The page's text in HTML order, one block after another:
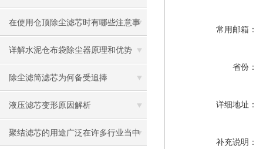
保养方法
在使用仓顶除尘滤芯时有哪些注意事
项呢
详解水泥仓布袋除尘器原理和优势
除尘滤筒滤芯为何备受追捧
液压滤芯变形原因解析
聚结滤芯的用途广泛在许多行业当中
常用邮箱：
省份：
详细地址：
补充说明：